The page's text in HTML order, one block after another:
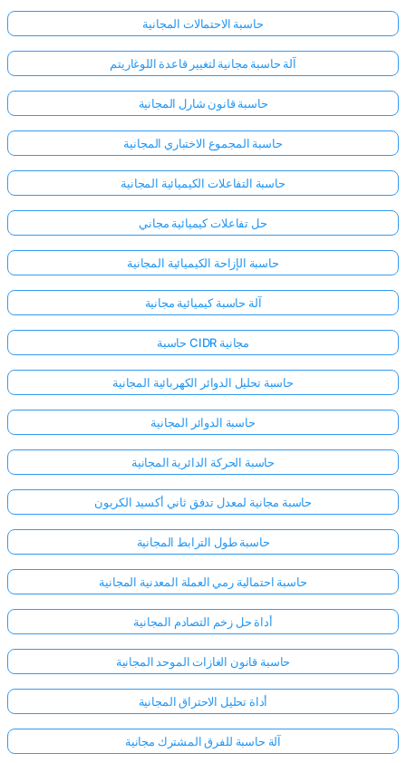
حاسبة الاحتمالات المجانية
آلة حاسبة مجانية لتغيير قاعدة اللوغاريتم
حاسبة قانون شارل المجانية
حاسبة المجموع الاختباري المجانية
حاسبة التفاعلات الكيميائية المجانية
حل تفاعلات كيميائية مجاني
حاسبة الإزاحة الكيميائية المجانية
آلة حاسبة كيميائية مجانية
حاسبة CIDR مجانية
حاسبة تحليل الدوائر الكهربائية المجانية
حاسبة الدوائر المجانية
حاسبة الحركة الدائرية المجانية
حاسبة مجانية لمعدل تدفق ثاني أكسيد الكربون
حاسبة طول الترابط المجانية
حاسبة احتمالية رمي العملة المعدنية المجانية
أداة حل زخم التصادم المجانية
حاسبة قانون الغازات الموحد المجانية
أداة تحليل الاحتراق المجانية
آلة حاسبة للفرق المشترك مجانية